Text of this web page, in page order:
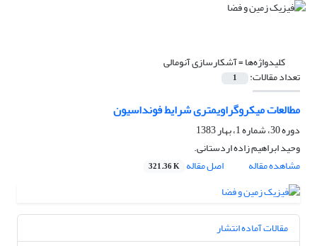
کلیدواژه‌ها =آشکارسازی آنومالی
تعداد مقالات: 1
مطالعات میکروگراویمتری شرایط فونداسیون
دوره 30، شماره 1، بهار 1383
وحید ابراهیم زاده اردستانى.
مشاهده مقاله
اصل مقاله 321.36 K
مقالات آماده انتشار